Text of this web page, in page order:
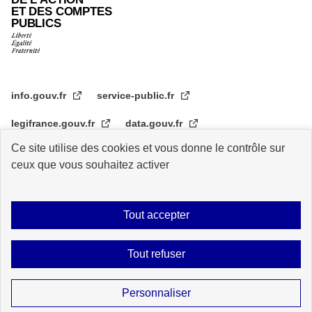
Ce site utilise des cookies et vous donne le contrôle sur
ceux que vous souhaitez activer
Tout accepter
Tout refuser
Personnaliser
ET DES COMPTES
PUBLICS
info.gouv.fr service-public.fr
legifrance.gouv.fr data.gouv.fr
transformation.gouv.fr
Archive Statistiques de consultation Logos Données personnelles
Gestion des cookies
Sauf mention explicite de propriété intellectuelle détenue par des tiers, les